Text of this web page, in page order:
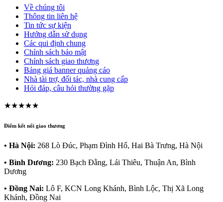
Về chúng tôi
Thông tin liên hệ
Tin tức sự kiện
Hướng dẫn sử dụng
Các qui định chung
Chính sách bảo mật
Chính sách giao thương
Bảng giá banner quảng cáo
Nhà tài trợ, đối tác, nhà cung cấp
Hỏi đáp, câu hỏi thường gặp
★★★★★
Điểm kết nối giao thương
• Hà Nội: 268 Lò Đúc, Phạm Đình Hổ, Hai Bà Trưng, Hà Nội
• Bình Dương: 230 Bạch Đằng, Lái Thiêu, Thuận An, Bình
Dương
• Đồng Nai: Lô F, KCN Long Khánh, Bình Lộc, Thị Xã Long
Khánh, Đồng Nai